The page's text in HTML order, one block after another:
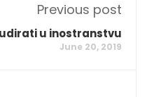
Previous post
u inostranstvu
June 20, 2019